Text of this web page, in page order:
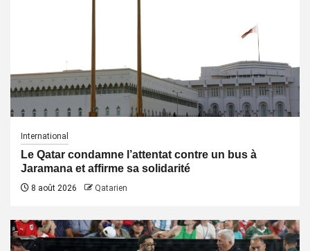
International
Le Qatar condamne l’attentat contre un bus à
Jaramana et affirme sa solidarité
8 août 2026 Qatarien